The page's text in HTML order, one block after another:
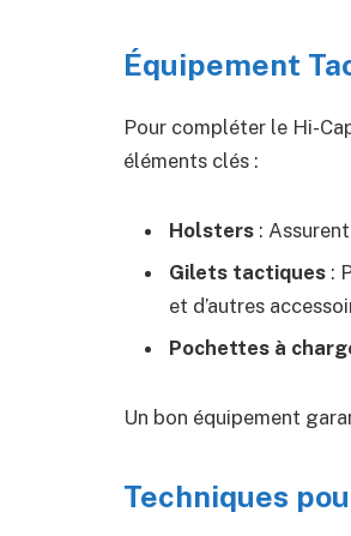
Équipement
Pour compléter le Hi-
éléments clés :
Holsters :
Gilets tactiques :
et d’autres
Pochettes à
Un bon équipement
Techniques